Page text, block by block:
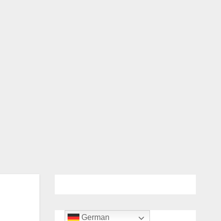
German